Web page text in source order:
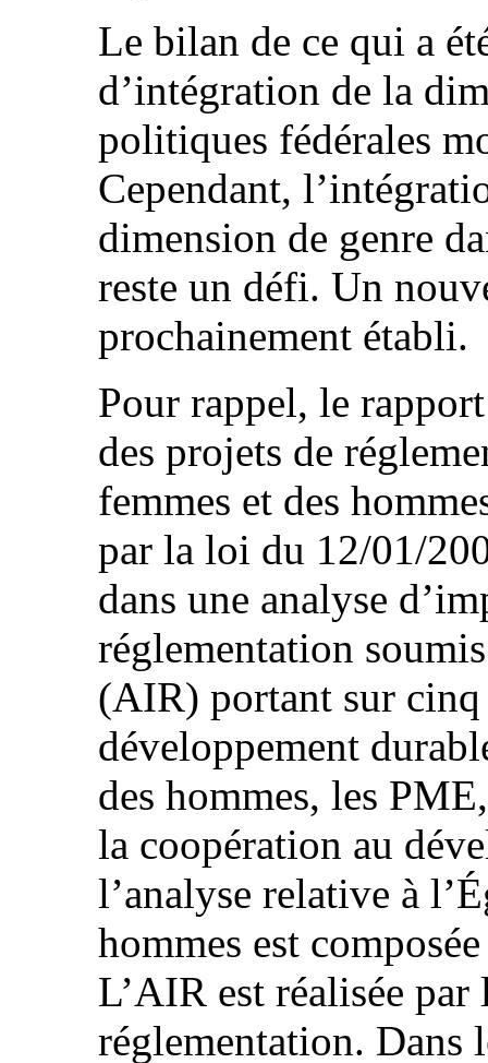
Le bilan de ce qui a
d’intégration de la
politiques fédérales
Cependant,
dimension de genre
reste un défi. Un
prochainement établi.
Pour rappel, le
des projets de
femmes et des
par la loi du 12/01/
dans une analyse
réglementation
(AIR) portant sur
développement
des hommes, les
la coopération au
l’analyse relative à
hommes est
L’AIR est réalisée par
réglementation. Dans